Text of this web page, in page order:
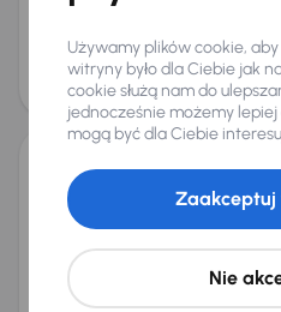
Cena
70 000 zł
Taniej o 2 000 zł
Renault Arkana 1.3 TCe
2024
Auta krajowe
1.3 TCe +10
Miesięczna rata
Używamy plików cookie,
witryny było dla Ciebie jak
cookie służą nam do
jednocześnie możemy
mogą być dla Ciebie
Nie
Zaakceptuj